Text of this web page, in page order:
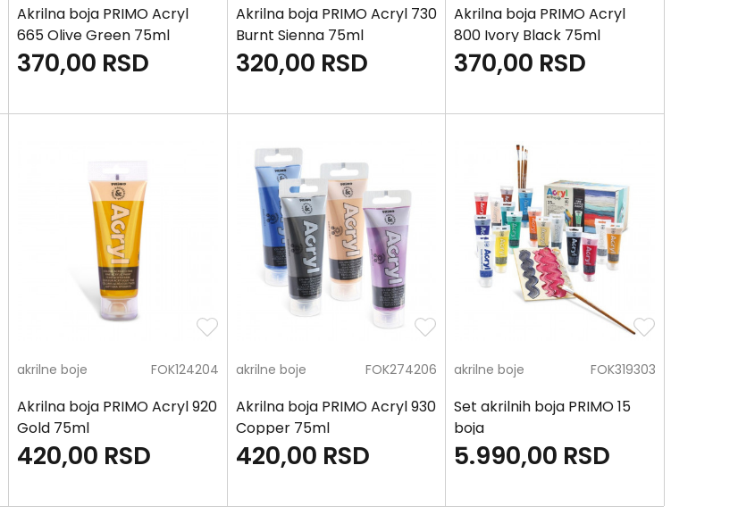
Akrilna boja PRIMO Acryl
665 Olive Green 75ml
370,00 RSD
Akrilna boja PRIMO Acryl 730
Burnt Sienna 75ml
320,00 RSD
Akrilna boja PRIMO Acryl
800 Ivory Black 75ml
370,00 RSD
akrilne boje FOK124204
Akrilna boja PRIMO Acryl 920
Gold 75ml
420,00 RSD
akrilne boje FOK274206
Akrilna boja PRIMO Acryl 930
Copper 75ml
420,00 RSD
akrilne boje FOK319303
Set akrilnih boja PRIMO 15
boja
5.990,00 RSD